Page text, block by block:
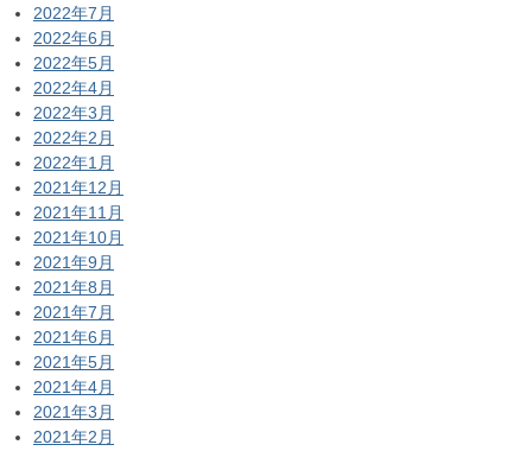
2022年7月
2022年6月
2022年5月
2022年4月
2022年3月
2022年2月
2022年1月
2021年12月
2021年11月
2021年10月
2021年9月
2021年8月
2021年7月
2021年6月
2021年5月
2021年4月
2021年3月
2021年2月